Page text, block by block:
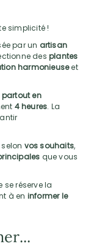
simplicité !
par un artisan
desplantes
harmonieuseet
partout en
4 heures. La
selon vos souhaits,
que vous
se réserve la
à en informer le